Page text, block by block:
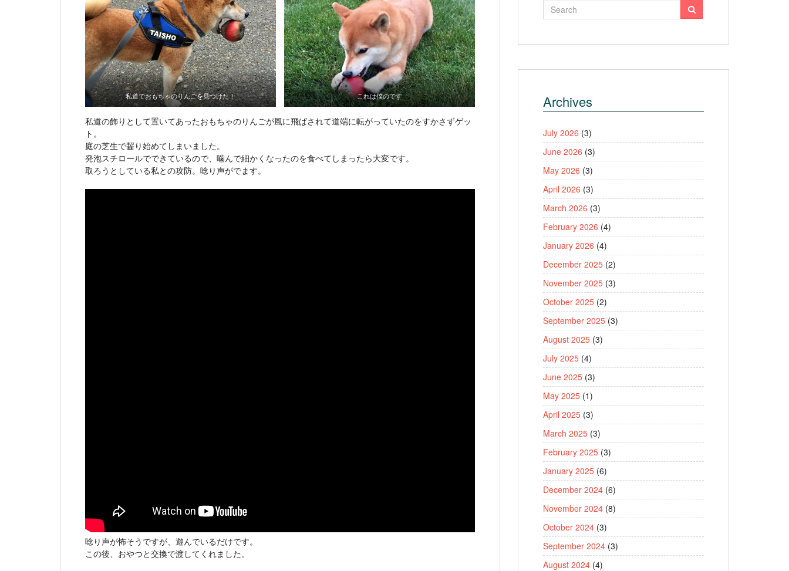
私道でおもちゃのりんごを見つけた！ これは僕のです
私道の飾りとして置いてあったおもちゃのりんごが風に飛ばされて道端に転がっていたのをすかさずゲッ
ト。
庭の芝生で齧り始めてしまいました。
発泡スチロールでできているので、噛んで細かくなったのを食べてしまったら大変です。
取ろうとしている私との攻防。唸り声がでます。
唸り声が怖そうですが、遊んでいるだけです。
この後、おやつと交換で渡してくれました。
Archives
July 2026 (3)
June 2026 (3)
May 2026 (3)
April 2026 (3)
March 2026 (3)
February 2026 (4)
January 2026 (4)
December 2025 (2)
November 2025 (3)
October 2025 (2)
September 2025 (3)
August 2025 (3)
July 2025 (4)
June 2025 (3)
May 2025 (1)
April 2025 (3)
March 2025 (3)
February 2025 (3)
January 2025 (6)
December 2024 (6)
November 2024 (8)
October 2024 (3)
September 2024 (3)
August 2024 (4)